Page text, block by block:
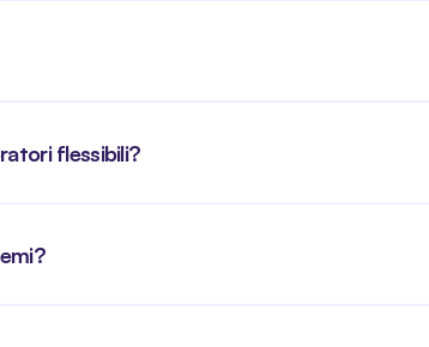
flessibili?